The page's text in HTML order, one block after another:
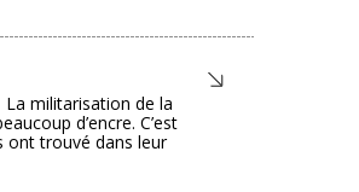
militarisation de la
d’encre. C’est
ont trouvé dans leur